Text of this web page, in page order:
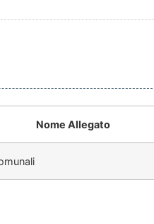
Nome Allegato